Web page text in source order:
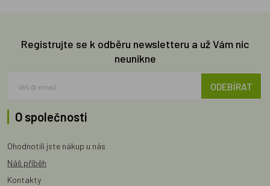
Registrujte se k odběru newsletteru a už Vám nic
neunikne
ODEBÍRAT
O společnosti
Ohodnotili jste nákup u nás
Náš příběh
Kontakty